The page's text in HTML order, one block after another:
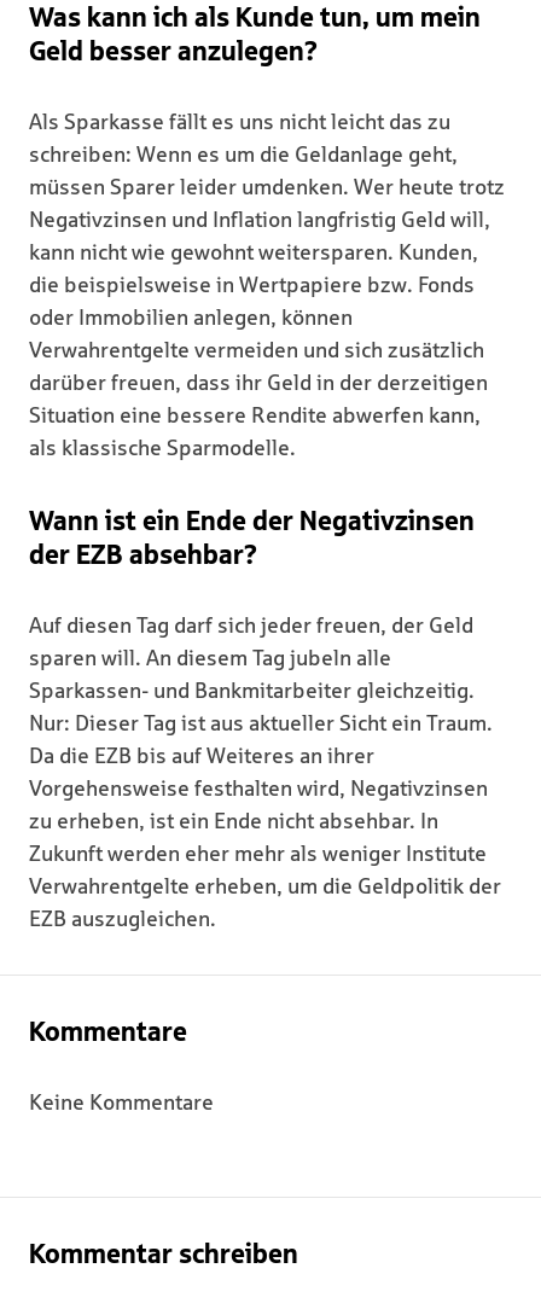
Was kann ich als Kunde tun, um mein
Geld besser anzulegen?
Als Sparkasse fällt es uns nicht leicht das zu
schreiben: Wenn es um die Geldanlage geht,
müssen Sparer leider umdenken. Wer heute trotz
Negativzinsen und Inflation langfristig Geld will,
kann nicht wie gewohnt weitersparen. Kunden,
die beispielsweise in Wertpapiere bzw. Fonds
oder Immobilien anlegen, können
Verwahrentgelte vermeiden und sich zusätzlich
darüber freuen, dass ihr Geld in der derzeitigen
Situation eine bessere Rendite abwerfen kann,
als klassische Sparmodelle.
Wann ist ein Ende der Negativzinsen
der EZB absehbar?
Auf diesen Tag darf sich jeder freuen, der Geld
sparen will. An diesem Tag jubeln alle
Sparkassen- und Bankmitarbeiter gleichzeitig.
Nur: Dieser Tag ist aus aktueller Sicht ein Traum.
Da die EZB bis auf Weiteres an ihrer
Vorgehensweise festhalten wird, Negativzinsen
zu erheben, ist ein Ende nicht absehbar. In
Zukunft werden eher mehr als weniger Institute
Verwahrentgelte erheben, um die Geldpolitik der
EZB auszugleichen.
Kommentare
Keine Kommentare
Kommentar schreiben